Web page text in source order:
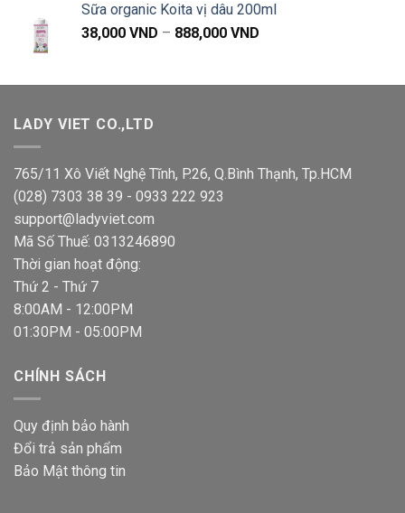
499,000 VND.là:
479,000 VND.
Sữa organic Koita vị dâu 200ml
38,000 VND – 888,000 VND
38,000 VND
LADY VIET CO.,LTD
765/11 Xô Viết Nghệ Tĩnh, P.26, Q.Bình Thạnh, Tp.HCM
(028) 7303 38 39 - 0933 222 923
support@ladyviet.com
Mã Số Thuế: 0313246890
Thời gian hoạt động:
Thứ 2 - Thứ 7
8:00AM - 12:00PM
01:30PM - 05:00PM
CHÍNH SÁCH
Quy định bảo hành
Đổi trả sản phẩm
Bảo Mật thông tin